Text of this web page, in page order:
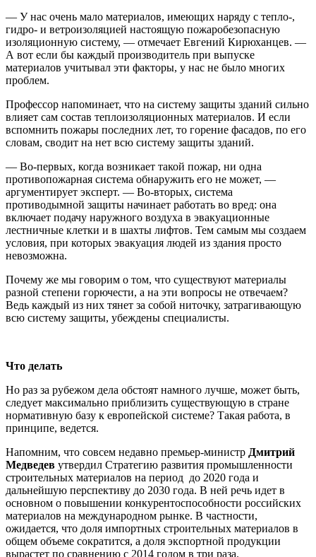
— У нас очень мало материалов, имеющих наряду с тепло-,
гидро- и ветроизоляцией настоящую пожаробезопасную
изоляционную систему, — отмечает Евгений Кирюханцев. —
А вот если бы каждый производитель при выпуске
материалов учитывал эти факторы, у нас не было многих
проблем.
Профессор напоминает, что на систему защиты зданий сильно
влияет сам состав теплоизоляционных материалов. И если
вспомнить пожары последних лет, то горение фасадов, по его
словам, сводит на нет всю систему защиты зданий.
— Во-первых, когда возникает такой пожар, ни одна
противопожарная система обнаружить его не может, —
аргументирует эксперт. — Во-вторых, система
противодымной защиты начинает работать во вред: она
включает подачу наружного воздуха в эвакуационные
лестничные клетки и в шахты лифтов. Тем самым мы создаем
условия, при которых эвакуация людей из здания просто
невозможна.
Почему же мы говорим о том, что существуют материалы
разной степени горючести, а на эти вопросы не отвечаем?
Ведь каждый из них тянет за собой ниточку, затрагивающую
всю систему защиты, убеждены специалисты.
Что делать
Но раз за рубежом дела обстоят намного лучше, может быть,
следует максимально приблизить существующую в стране
нормативную базу к европейской системе? Такая работа, в
принципе, ведется.
Напомним, что совсем недавно премьер-министр Дмитрий
Медведев утвердил Стратегию развития промышленности
строительных материалов на период до 2020 года и
дальнейшую перспективу до 2030 года. В ней речь идет в
основном о повышении конкурентоспособности российских
материалов на международном рынке. В частности,
ожидается, что доля импортных строительных материалов в
общем объеме сократится, а доля экспортной продукции
вырастет по сравнению с 2014 годом в три раза.